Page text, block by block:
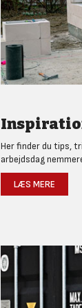
Her finder du tips,
arbejdsdag
LÆS MERE